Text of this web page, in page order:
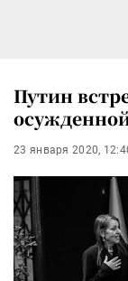
Путин
23 января 2020,